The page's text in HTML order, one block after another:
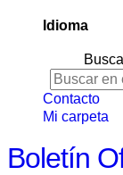
Idioma
Contacto
Mi carpeta
Boletín